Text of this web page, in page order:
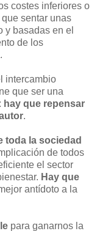
costes inferiores o
sentar unas
y basadas en el
de los
.
intercambio
que ser una
hay que repensar
.
toda la sociedad
de todos
el sector
Hay que
antídoto a la
para ganarnos la